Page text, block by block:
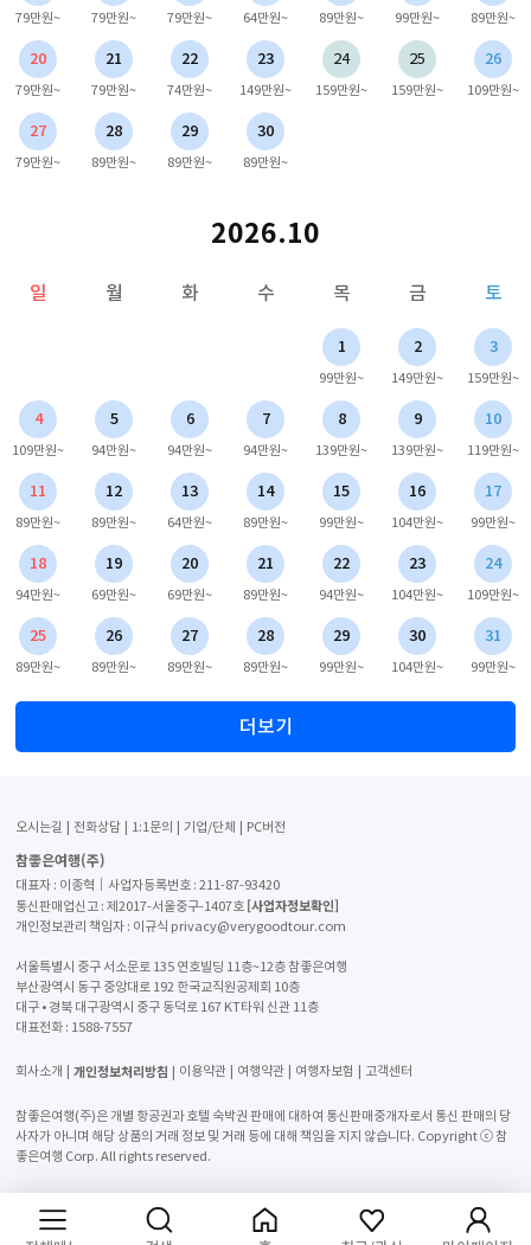
79만원~ 79만원~ 79만원~ 64만원~ 89만원~ 99만원~ 89만원~
20
79만원~
21
79만원~
22
74만원~
23
149만원~
24
159만원~
25
159만원~
26
109만원~
27
79만원~
28
89만원~
29
89만원~
30
89만원~
2026.10
일 월 화 수 목 금 토
1
99만원~
2
149만원~
3
159만원~
4
109만원~
5
94만원~
6
94만원~
7
94만원~
8
139만원~
9
139만원~
10
119만원~
11
89만원~
12
89만원~
13
64만원~
14
89만원~
15
99만원~
16
104만원~
17
99만원~
18
94만원~
19
69만원~
20
69만원~
21
89만원~
22
94만원~
23
104만원~
24
109만원~
25
89만원~
26
89만원~
27
89만원~
28
89만원~
29
99만원~
30
104만원~
31
99만원~
더보기
오시는길 전화상담 1:1문의 기업/단체 PC버전
참좋은여행(주)
대표자 : 이종혁│사업자등록번호 : 211-87-93420
통신판매업신고 : 제2017-서울중구-1407호 [사업자정보확인]
개인정보관리 책임자 : 이규식 privacy@verygoodtour.com
서울특별시 중구 서소문로 135 연호빌딩 11층~12층 참좋은여행
부산광역시 동구 중앙대로 192 한국교직원공제회 10층
대구 • 경북 대구광역시 중구 동덕로 167 KT타워 신관 11층
대표전화 : 1588-7557
회사소개 개인정보처리방침 이용약관 여행약관 여행자보험 고객센터
참좋은여행(주)은 개별 항공권과 호텔 숙박권 판매에 대하여 통신판매중개자로서 통신 판매의 당
사자가 아니며 해당 상품의 거래 정보 및 거래 등에 대해 책임을 지지 않습니다. Copyright ⓒ 참
좋은여행 Corp. All rights reserved.